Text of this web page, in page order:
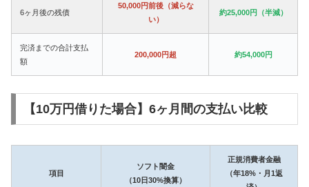
6ヶ月後の残債
50,000円前後（減らな
い）
約25,000円（半減）
完済までの合計支払
額
200,000円超 約54,000円
【10万円借りた場合】6ヶ月間の支払い比較
項目
ソフト闇金
（10日30%換算）
正規消費者金融
（年18%・月1返